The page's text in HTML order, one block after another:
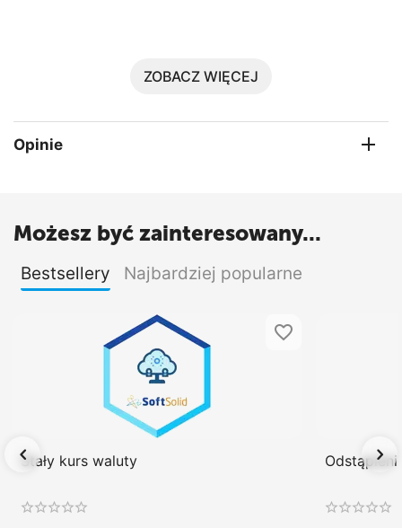
ZOBACZ WIĘCEJ
Opinie
Możesz być zainteresowany...
Bestsellery Najbardziej popularne
Stały kurs waluty